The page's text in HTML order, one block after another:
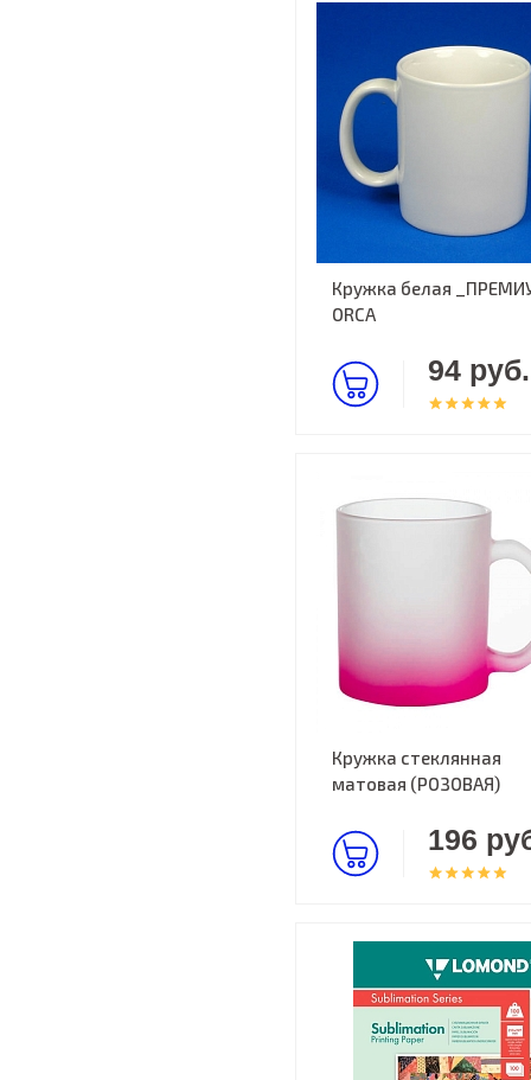
Кружка белая
ORCA
94 руб.
Кружка стеклянная
матовая (РОЗОВАЯ)
196